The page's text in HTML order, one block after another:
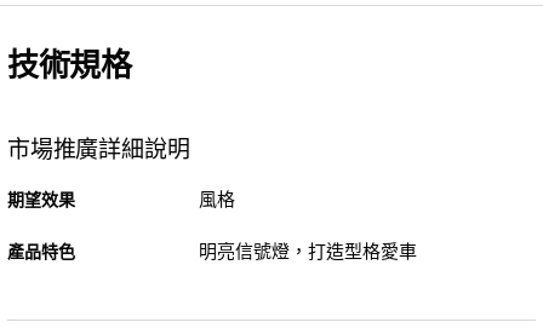
技術規格
市場推廣詳細說明
期望效果 風格
產品特色 明亮信號燈，打造型格愛車